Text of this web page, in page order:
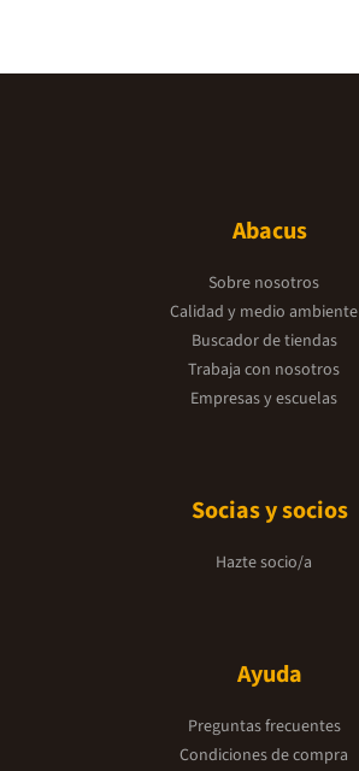
Abacus
Sobre nosotros
Calidad y medio ambiente
Buscador de tiendas
Trabaja con nosotros
Empresas y escuelas
Socias y socios
Hazte socio/a
Ayuda
Preguntas frecuentes
Condiciones de compra